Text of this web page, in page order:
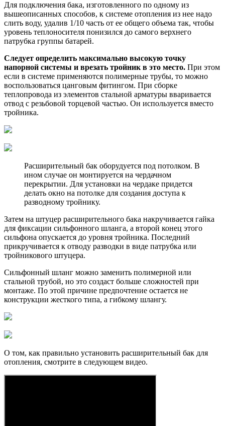
Для подключения бака, изготовленного по одному из
вышеописанных способов, к системе отопления из нее надо
слить воду, удалив 1/10 часть от ее общего объема так, чтобы
уровень теплоносителя понизился до самого верхнего
патрубка группы батарей.
Следует определить максимально высокую точку
напорной системы и врезать тройник в это место. При этом
если в системе применяются полимерные трубы, то можно
воспользоваться цанговым фитингом. При сборке
теплопровода из элементов стальной арматуры вваривается
отвод с резьбовой торцевой частью. Он используется вместо
тройника.
Расширительный бак оборудуется под потолком. В
ином случае он монтируется на чердачном
перекрытии. Для установки на чердаке придется
делать окно на потолке для создания доступа к
разводному тройнику.
Затем на штуцер расширительного бака накручивается гайка
для фиксации сильфонного шланга, а второй конец этого
сильфона опускается до уровня тройника. Последний
прикручивается к отводу разводки в виде патрубка или
тройникового штуцера.
Сильфонный шланг можно заменить полимерной или
стальной трубой, но это создаст больше сложностей при
монтаже. По этой причине предпочтение остается не
конструкции жесткого типа, а гибкому шлангу.
О том, как правильно установить расширительный бак для
отопления, смотрите в следующем видео.